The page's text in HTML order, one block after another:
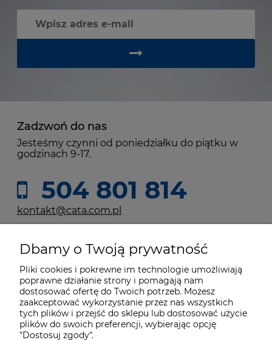
Zadzwoń do nas
Jesteśmy czynni od poniedziałku do piątku w
godzinach 9-17.
504 801 814
kontakt@cata.com.pl
Moje konto
Płatności i dostawa
Informacje
Dbamy o Twoją prywatność
Pliki cookies i pokrewne im technologie umożliwiają
poprawne działanie strony i pomagają nam
dostosować ofertę do Twoich potrzeb. Możesz
zaakceptować wykorzystanie przez nas wszystkich
tych plików i przejść do sklepu lub dostosować użycie
plików do swoich preferencji, wybierając opcję
"Dostosuj zgody".